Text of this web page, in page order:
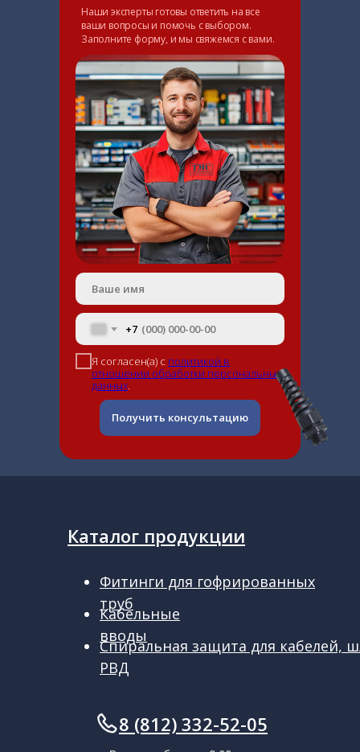
+7
Я согласен(а) с политикой в
отношении обработки персональных
данных
Получить консультацию
Наши эксперты готовы ответить на все
ваши вопросы и помочь с выбором.
Заполните форму, и мы свяжемся с вами.
ㅤㅤ8 (812) 332-52-05
Каталог продукции
Спиральная защита для кабелей,
РВД
Кабельные
вводы
Фитинги для гофрированных
труб